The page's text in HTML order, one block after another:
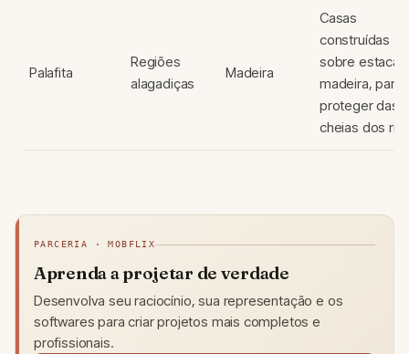
Palafita
Regiões
alagadiças
Madeira
Casas
construídas
sobre
madeira, para
proteger das
cheias dos
PARCERIA · MOBFLIX
Aprenda a projetar de verdade
Desenvolva seu raciocínio, sua representação e os
softwares para criar projetos mais completos e
profissionais.